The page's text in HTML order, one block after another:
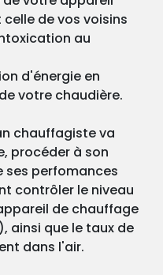
de vos voisins
au
d'énergie en
votre chaudière.
chauffagiste va
procéder à son
perfomances
contrôler le niveau
de chauffage
ainsi que le taux de
dans l'air.